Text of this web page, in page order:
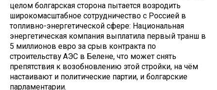
целом болгарская сторона пытается возродить
широкомасштабное сотрудничество с Россией в
топливно-энергетической сфере: Национальная
энергетическая компания выплатила первый транш в
5 миллионов евро за срыв контракта по
строительству АЭС в Белене, что может снять
препятствия к возобновлению этой стройки, на чём
настаивают и политические партии, и болгарские
парламентарии.